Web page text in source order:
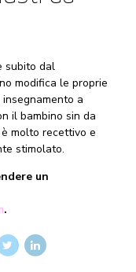
subito dal
modifica le proprie
a
il bambino sin da
molto recettivo e
stimolato.
un
.